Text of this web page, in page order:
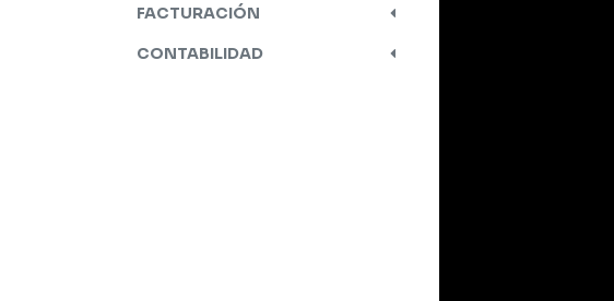
FACTURACIÓN
CONTABILIDAD